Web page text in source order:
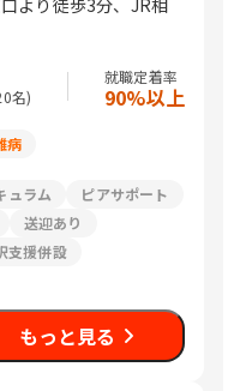
より徒歩3分、JR相
名)
就職定着率
90%以上
病
ュラム
ピアサポート
送迎あり
支援併設
もっと見る